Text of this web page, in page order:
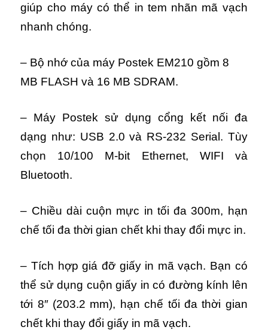
giúp cho máy có thể in tem nhãn mã vạch
nhanh chóng.
– Bộ nhớ của máy Postek EM210 gồm 8
MB FLASH và 16 MB SDRAM.
– Máy Postek sử dụng cổng kết nối đa
dạng như: USB 2.0 và RS-232 Serial. Tùy
chọn 10/100 M-bit Ethernet, WIFI và
Bluetooth.
– Chiều dài cuộn mực in tối đa 300m, hạn
chế tối đa thời gian chết khi thay đổi mực in.
– Tích hợp giá đỡ giấy in mã vạch. Bạn có
thể sử dụng cuộn giấy in có đường kính lên
tới 8″ (203.2 mm), hạn chế tối đa thời gian
chết khi thay đổi giấy in mã vạch.